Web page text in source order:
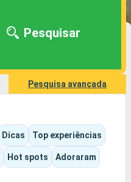
Pesquisar
Pesquisa avançada
Dicas Top experiências
Hot spots Adoraram